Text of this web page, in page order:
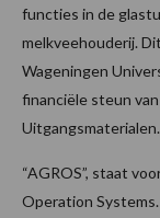
functies in de
melkveehouderij.
Wageningen
financiële steun
Uitgangsmaterialen.
“AGROS”, staat
Operation